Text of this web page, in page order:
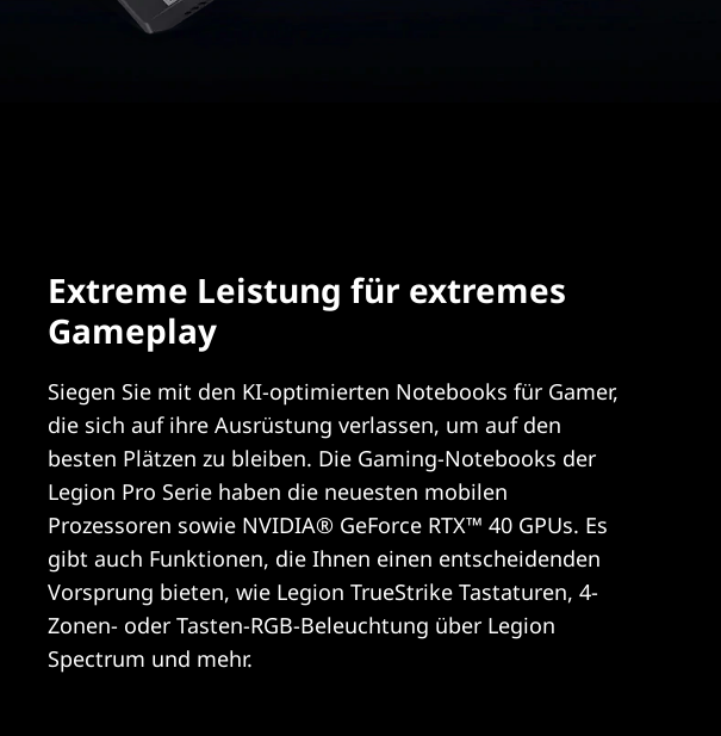
Extreme Leistung für extremes
Gameplay
Siegen Sie mit den KI-optimierten Notebooks für Gamer,
die sich auf ihre Ausrüstung verlassen, um auf den
besten Plätzen zu bleiben. Die Gaming-Notebooks der
Legion Pro Serie haben die neuesten mobilen
Prozessoren sowie NVIDIA® GeForce RTX™ 40 GPUs. Es
gibt auch Funktionen, die Ihnen einen entscheidenden
Vorsprung bieten, wie Legion TrueStrike Tastaturen, 4-
Zonen- oder Tasten-RGB-Beleuchtung über Legion
Spectrum und mehr.